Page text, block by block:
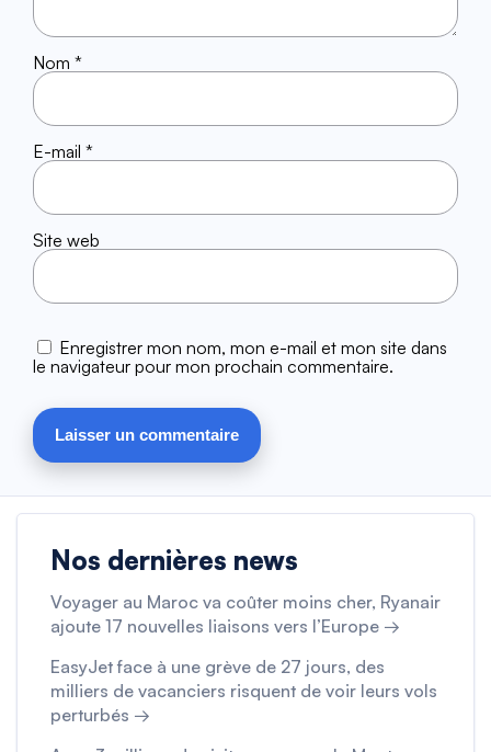
Nom *
E-mail *
Site web
Enregistrer mon nom, mon e-mail et mon site dans
le navigateur pour mon prochain commentaire.
Nos dernières news
Voyager au Maroc va coûter moins cher, Ryanair
ajoute 17 nouvelles liaisons vers l’Europe →
EasyJet face à une grève de 27 jours, des
milliers de vacanciers risquent de voir leurs vols
perturbés →